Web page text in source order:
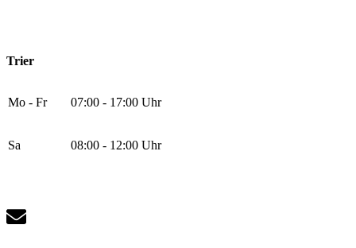
Trier
Mo - Fr 07:00 - 17:00 Uhr
Sa 08:00 - 12:00 Uhr